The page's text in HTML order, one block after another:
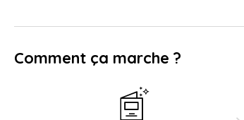
Comment ça marche ?